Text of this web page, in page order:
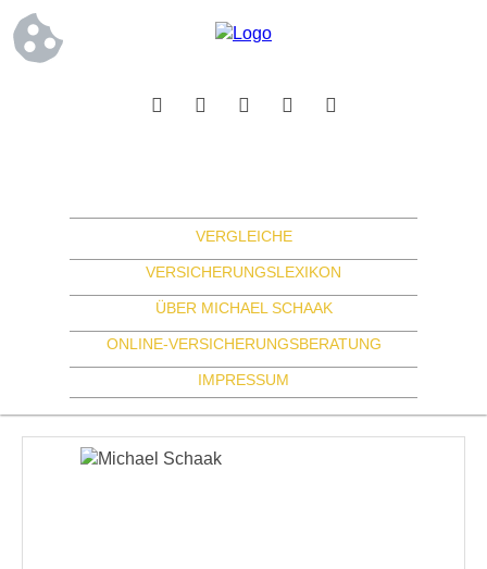
VERGLEICHE
VERSICHERUNGSLEXIKON
ÜBER MICHAEL SCHAAK
ONLINE-VERSICHERUNGSBERATUNG
IMPRESSUM